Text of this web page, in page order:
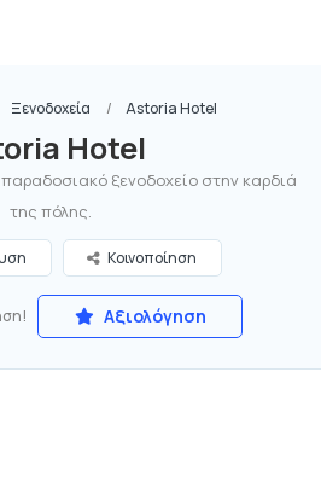
Ξενοδοχεία Astoria Hotel
Hotel
ξενοδοχείο στην καρδιά
της πόλης.
Κοινοποίηση
Αξιολόγηση